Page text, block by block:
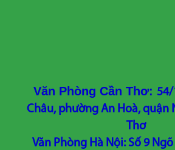
Văn Phòng Cần Thơ: 54/
Châu, phường An Hoà, quận
Thơ
Văn Phòng Hà Nội: Số 9